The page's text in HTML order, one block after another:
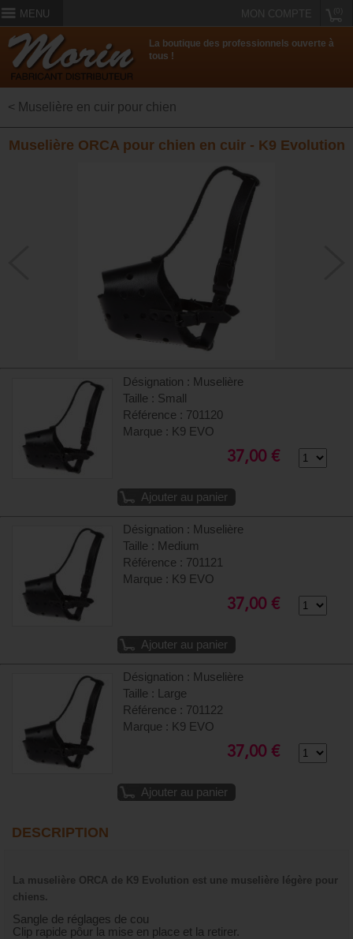
MENU MON COMPTE
La boutique des professionnels ouverte à
tous !
< Muselière en cuir pour chien
Muselière ORCA pour chien en cuir - K9 Evolution
Désignation : Muselière
Taille : Small
Référence : 701120
Marque : K9 EVO
37,00 €
Ajouter au panier
Désignation : Muselière
Taille : Medium
Référence : 701121
Marque : K9 EVO
37,00 €
Ajouter au panier
Désignation : Muselière
Taille : Large
Référence : 701122
Marque : K9 EVO
37,00 €
Ajouter au panier
DESCRIPTION
La muselière ORCA de K9 Evolution est une muselière légère pour
chiens.
Sangle de réglages de cou
Clip rapide pôur la mise en place et la retirer.